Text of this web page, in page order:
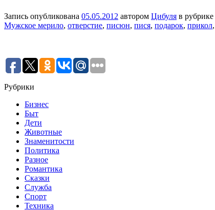
Запись опубликована 05.05.2012 автором Цибуля в рубрике
Мужское мерило, отверстие, писюн, пися, подарок, прикол,
Рубрики
Бизнес
Быт
Дети
Животные
Знаменитости
Политика
Разное
Романтика
Сказки
Служба
Спорт
Техника